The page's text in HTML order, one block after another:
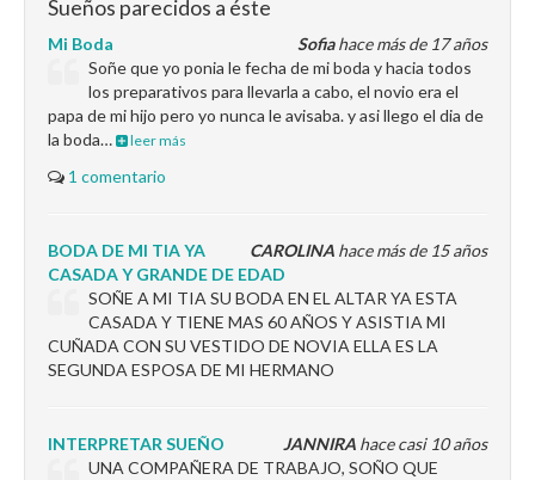
Sueños parecidos a éste
Sofiahace más de 17 años
Mi Boda
Soñe que yo ponia le fecha de mi boda y hacia todos
los preparativos para llevarla a cabo, el novio era el
papa de mi hijo pero yo nunca le avisaba. y asi llego el dia de
la boda…
leer más
1 comentario
CAROLINA hace más de 15 años
BODA DE MI TIA YA
CASADA Y GRANDE DE EDAD
SOÑE A MI TIA SU BODA EN EL ALTAR YA ESTA
CASADA Y TIENE MAS 60 AÑOS Y ASISTIA MI
CUÑADA CON SU VESTIDO DE NOVIA ELLA ES LA
SEGUNDA ESPOSA DE MI HERMANO
JANNIRA hace casi 10 años
INTERPRETAR SUEÑO
UNA COMPAÑERA DE TRABAJO, SOÑO QUE